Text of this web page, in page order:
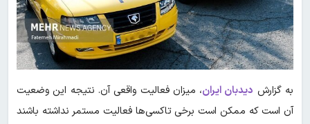
به گزارش دیدبان ایران، میزان فعالیت واقعی آن. نتیجه این وضعیت
آن است که ممکن است برخی تاکسی‌ها فعالیت مستمر نداشته باشند